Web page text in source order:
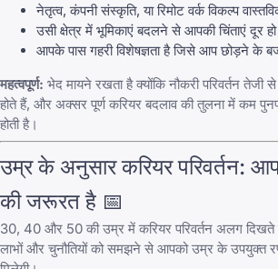
नेतृत्व, कंपनी संस्कृति, या रिमोट वर्क विकल्प
उसी क्षेत्र में भूमिकाएं बदलने से आपकी चिंताएं दूर हो
आपके पास गहरी विशेषज्ञता है जिसे आप छोड़ने के
महत्वपूर्ण: भेद मायने रखता है क्योंकि नौकरी परिवर्तन तेजी
होते हैं, और अक्सर पूर्ण करियर बदलाव की तुलना में कम
होती है।
उम्र के अनुसार करियर परिवर्तन:
की जरूरत है 📅
30, 40 और 50 की उम्र में करियर परिवर्तन अलग
लाभों और चुनौतियों को समझने से आपको उम्र के उपयुक्त